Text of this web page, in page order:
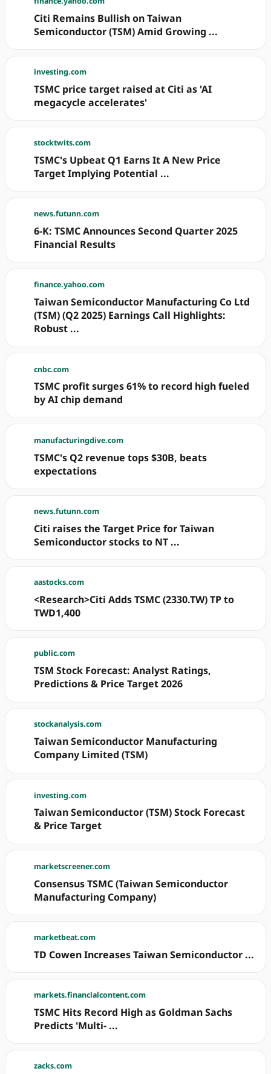
Citi Remains Bullish on Taiwan
Semiconductor (TSM) Amid Growing ...
investing.com
TSMC price target raised at Citi as 'AI
megacycle accelerates'
stocktwits.com
TSMC's Upbeat Q1 Earns It A New Price
Target Implying Potential ...
news.futunn.com
6-K: TSMC Announces Second Quarter 2025
Financial Results
finance.yahoo.com
Taiwan Semiconductor Manufacturing Co Ltd
(TSM) (Q2 2025) Earnings Call Highlights:
Robust ...
cnbc.com
TSMC profit surges 61% to record high fueled
by AI chip demand
manufacturingdive.com
TSMC's Q2 revenue tops $30B, beats
expectations
news.futunn.com
Citi raises the Target Price for Taiwan
Semiconductor stocks to NT ...
aastocks.com
<Research>Citi Adds TSMC (2330.TW) TP to
TWD1,400
public.com
TSM Stock Forecast: Analyst Ratings,
Predictions & Price Target 2026
stockanalysis.com
Taiwan Semiconductor Manufacturing
Company Limited (TSM)
investing.com
Taiwan Semiconductor (TSM) Stock Forecast
& Price Target
marketscreener.com
Consensus TSMC (Taiwan Semiconductor
Manufacturing Company)
marketbeat.com
TD Cowen Increases Taiwan Semiconductor ...
markets.financialcontent.com
TSMC Hits Record High as Goldman Sachs
Predicts 'Multi- ...
zacks.com